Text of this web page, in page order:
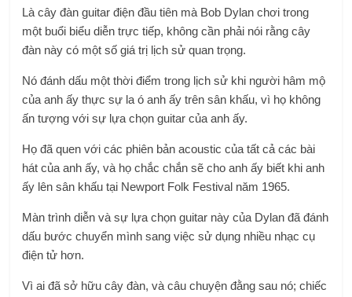
Là cây đàn guitar điện đầu tiên mà Bob Dylan chơi trong
một buổi biểu diễn trực tiếp, không cần phải nói rằng cây
đàn này có một số giá trị lịch sử quan trọng.
Nó đánh dấu một thời điểm trong lịch sử khi người hâm mộ
của anh ấy thực sự la ó anh ấy trên sân khấu, vì họ không
ấn tượng với sự lựa chọn guitar của anh ấy.
Họ đã quen với các phiên bản acoustic của tất cả các bài
hát của anh ấy, và họ chắc chắn sẽ cho anh ấy biết khi anh
ấy lên sân khấu tại Newport Folk Festival năm 1965.
Màn trình diễn và sự lựa chọn guitar này của Dylan đã đánh
dấu bước chuyển mình sang việc sử dụng nhiều nhạc cụ
điện tử hơn.
Vì ai đã sở hữu cây đàn, và câu chuyện đằng sau nó; chiếc